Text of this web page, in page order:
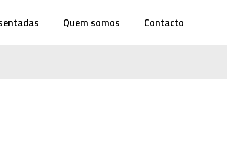
Quem somos Contacto